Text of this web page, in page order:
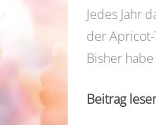
Jedes Jahr
der Apricot-
Bisher
Stilvoll
Beitrag